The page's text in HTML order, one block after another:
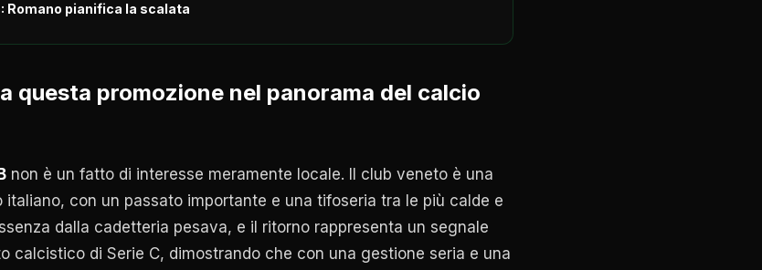
Romano pianifica la scalata
questa promozione nel panorama del calcio
non è un fatto di interesse meramente locale. Il club veneto è una
con un passato importante e una tifoseria tra le più calde e
dalla cadetteria pesava, e il ritorno rappresenta un segnale
calcistico di Serie C, dimostrando che con una gestione seria e una